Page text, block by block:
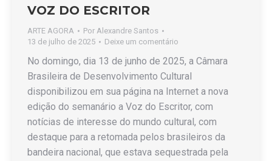
VOZ DO ESCRITOR
ARTE AGORA Por Alexandre Santos
13 de julho de 2025
Deixe um comentário
No domingo, dia 13 de junho de 2025, a Câmara
Brasileira de Desenvolvimento Cultural
disponibilizou em sua página na Internet a nova
edição do semanário a Voz do Escritor, com
notícias de interesse do mundo cultural, com
destaque para a retomada pelos brasileiros da
bandeira nacional, que estava sequestrada pela